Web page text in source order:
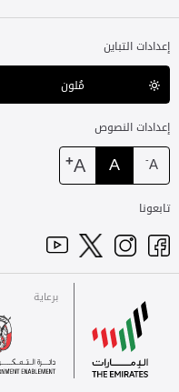
إعدادات التباين
مُلون
إعدادات النصوص
A
-
A
A
+
تابعونا
الإمارات
برعاية